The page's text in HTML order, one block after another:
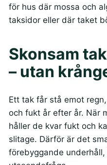
för hus där mossa och
taksidor eller där taket
Skonsam
– utan
Ett tak får stå emot
och fukt år efter år. När
håller de kvar fukt och
slitage. Därför är det
förebyggande